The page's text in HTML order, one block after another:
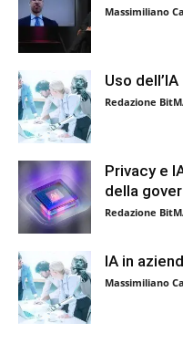
Massimiliano
Uso
Redazione
Privacy e
della
Redazione
IA in
Massimiliano